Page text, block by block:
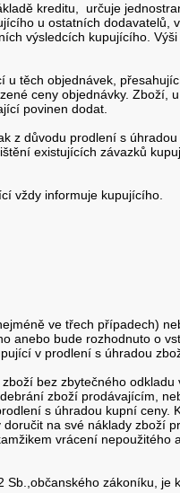
kreditu, určuje
u ostatních dodavatelů,
výsledcích kupujícího. Výši
těch objednávek,
ceny objednávky. Zboží,
povinen dodat.
z důvodu prodlení s úhradou
existujících závazků
vždy informuje kupujícího.
ve třech případech)
bude rozhodnuto o
v prodlení s úhradou
bez zbytečného odkladu
zboží prodávajícím,
s úhradou kupní ceny.
na své náklady zboží
vrácení nepoužitého
zákoníku, je